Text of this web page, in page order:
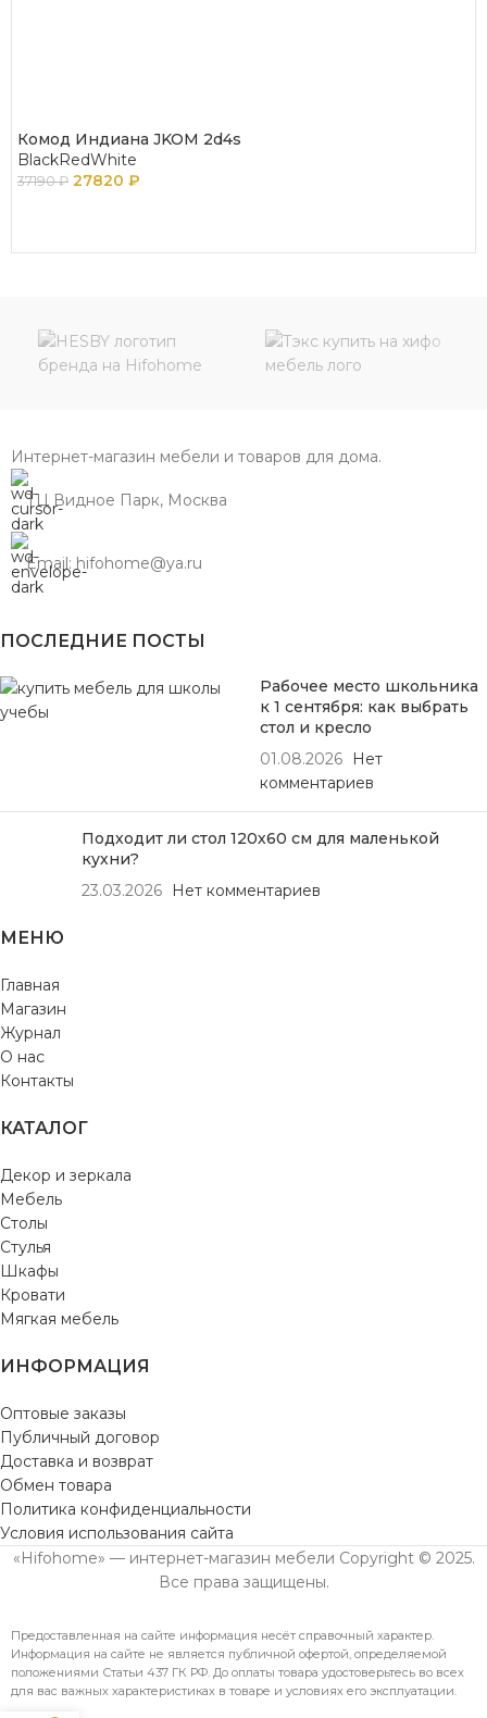
Комод Индиана JKOM 2d4s
BlackRedWhite
37190₽ 27820 ₽
Интернет-магазин мебели и товаров для дома.
ТЦ Видное Парк, Москва
Email: hifohome@ya.ru
ПОСЛЕДНИЕ ПОСТЫ
Рабочее место школьника
к 1 сентября: как выбрать
стол и кресло
01.08.2026
Нет
комментариев
Подходит ли стол 120х60 см для маленькой
кухни?
23.03.2026
Нет комментариев
МЕНЮ
Главная
Магазин
Журнал
О нас
Контакты
КАТАЛОГ
Декор и зеркала
Мебель
Столы
Стулья
Шкафы
Кровати
Мягкая мебель
ИНФОРМАЦИЯ
Оптовые заказы
Публичный договор
Доставка и возврат
Обмен товара
Политика конфиденциальности
Условия использования сайта
«Hifohome» — интернет-магазин мебели Copyright © 2025.
Все права защищены.
Предоставленная на сайте информация несёт справочный характер.
Информация на сайте не является публичной офертой, определяемой
положениями Статьи 437 ГК РФ. До оплаты товара удостоверьтесь во всех
для вас важных характеристиках в товаре и условиях его эксплуатации.